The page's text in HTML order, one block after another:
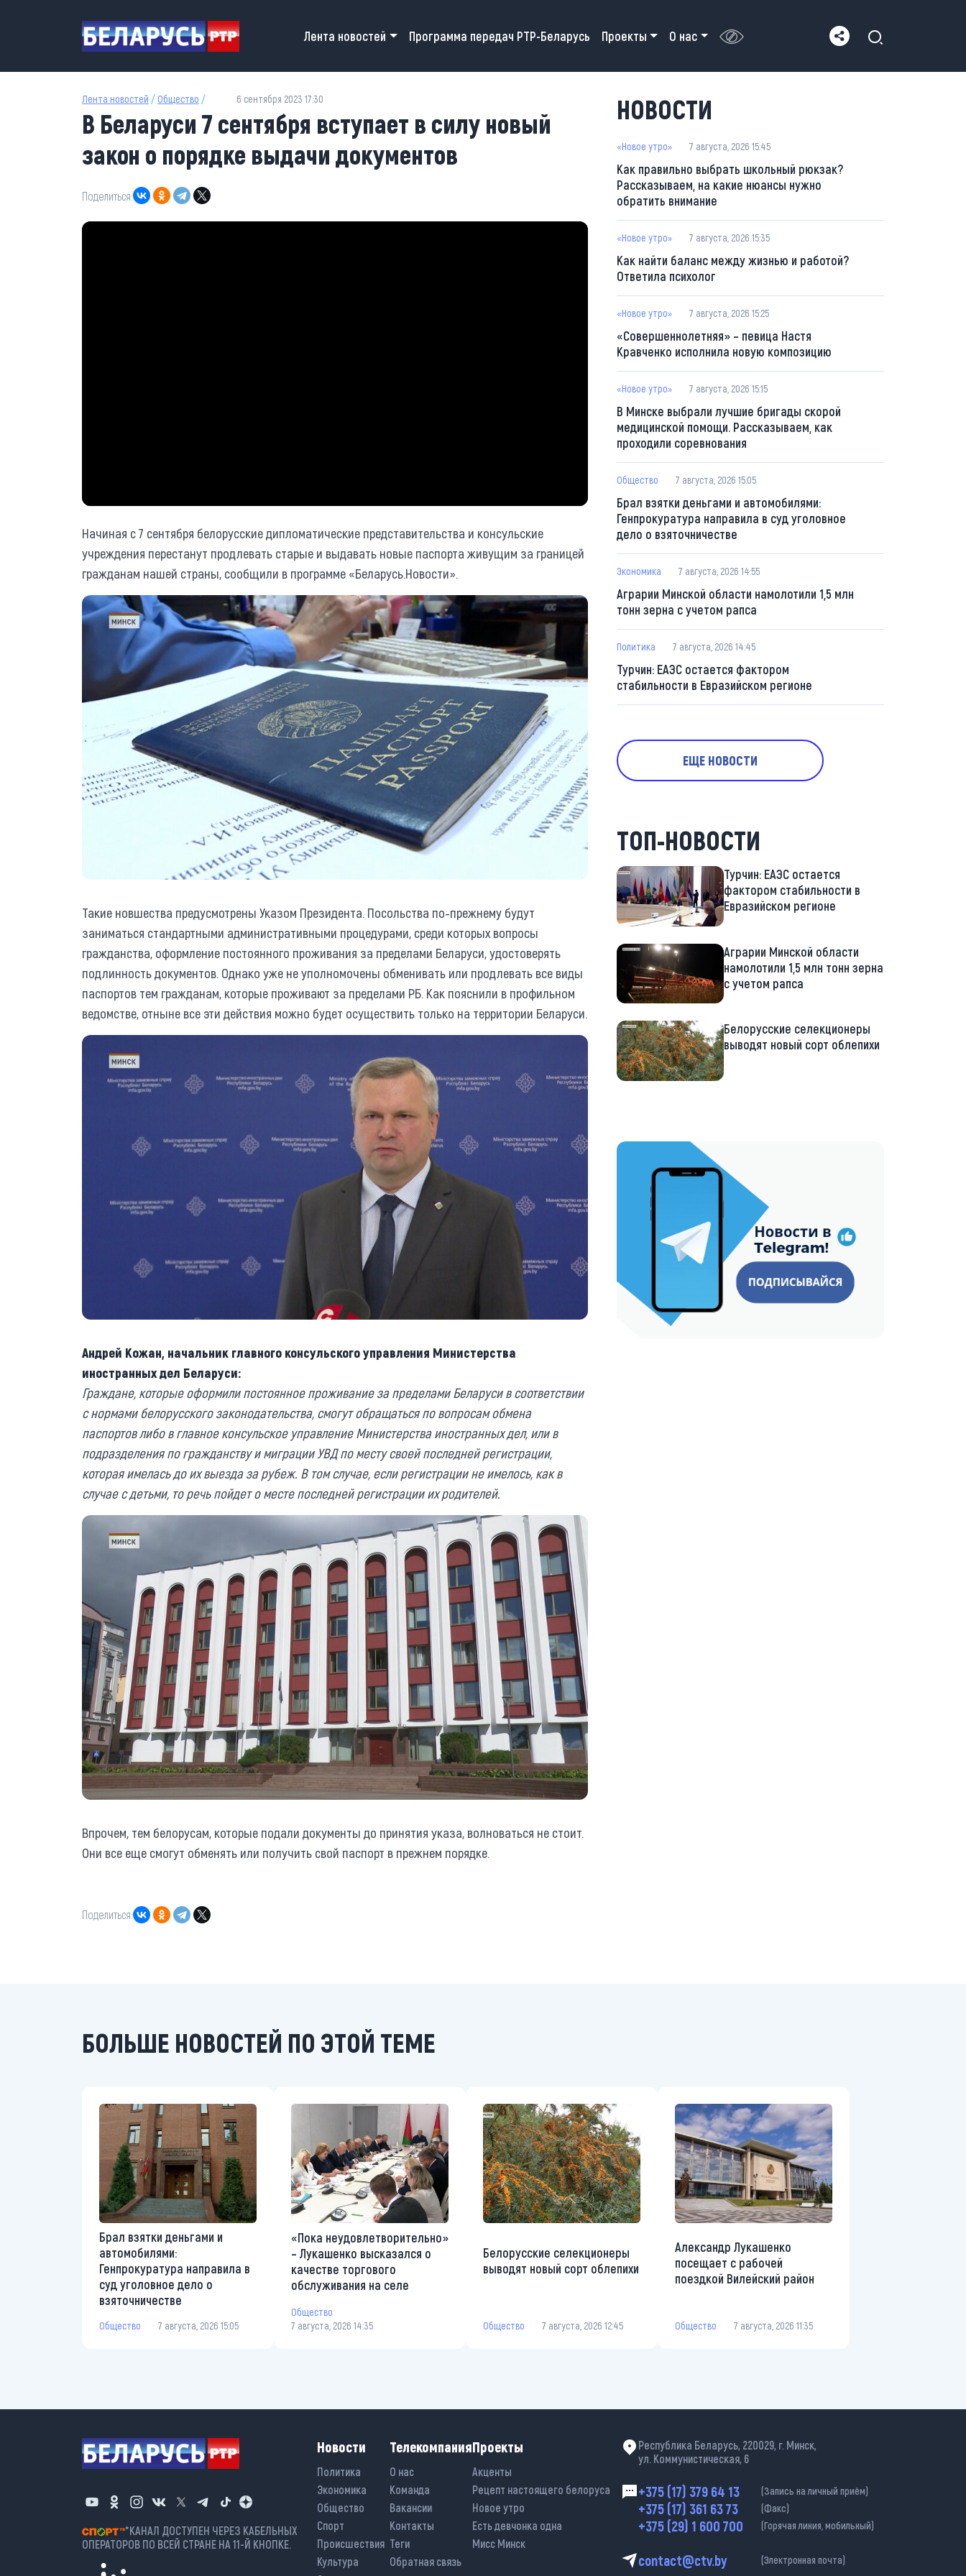
Main navigation
Лента новостей Программа передач РТР-Беларусь Проекты О нас
Лента новостей / Общество / 6 сентября 2023 17:30
В Беларуси 7 сентября вступает в силу новый
закон о порядке выдачи документов
Поделиться:
Начиная с 7 сентября белорусские дипломатические представительства и консульские
учреждения перестанут продлевать старые и выдавать новые паспорта живущим за границей
гражданам нашей страны, сообщили в программе «Беларусь.Новости».
Такие новшества предусмотрены Указом Президента. Посольства по-прежнему будут
заниматься стандартными административными процедурами, среди которых вопросы
гражданства, оформление постоянного проживания за пределами Беларуси, удостоверять
подлинность документов. Однако уже не уполномочены обменивать или продлевать все виды
паспортов тем гражданам, которые проживают за пределами РБ. Как пояснили в профильном
ведомстве, отныне все эти действия можно будет осуществить только на территории Беларуси.
Андрей Кожан, начальник главного консульского управления Министерства
иностранных дел Беларуси:
Граждане, которые оформили постоянное проживание за пределами Беларуси в соответствии
с нормами белорусского законодательства, смогут обращаться по вопросам обмена
паспортов либо в главное консульское управление Министерства иностранных дел, или в
подразделения по гражданству и миграции УВД по месту своей последней регистрации,
которая имелась до их выезда за рубеж. В том случае, если регистрации не имелось, как в
случае с детьми, то речь пойдет о месте последней регистрации их родителей.
Впрочем, тем белорусам, которые подали документы до принятия указа, волноваться не стоит.
Они все еще смогут обменять или получить свой паспорт в прежнем порядке.
Поделиться:
НОВОСТИ
«Новое утро» 7 августа, 2026 15:45
Как правильно выбрать школьный рюкзак?
Рассказываем, на какие нюансы нужно
обратить внимание
«Новое утро» 7 августа, 2026 15:35
Как найти баланс между жизнью и работой?
Ответила психолог
«Новое утро» 7 августа, 2026 15:25
«Совершеннолетняя» – певица Настя
Кравченко исполнила новую композицию
«Новое утро» 7 августа, 2026 15:15
В Минске выбрали лучшие бригады скорой
медицинской помощи. Рассказываем, как
проходили соревнования
Общество 7 августа, 2026 15:05
Брал взятки деньгами и автомобилями:
Генпрокуратура направила в суд уголовное
дело о взяточничестве
Экономика 7 августа, 2026 14:55
Аграрии Минской области намолотили 1,5 млн
тонн зерна с учетом рапса
Политика 7 августа, 2026 14:45
Турчин: ЕАЭС остается фактором
стабильности в Евразийском регионе
ЕЩЕ НОВОСТИ
ТОП-НОВОСТИ
Турчин: ЕАЭС остается
фактором стабильности в
Евразийском регионе
Аграрии Минской области
намолотили 1,5 млн тонн зерна
с учетом рапса
Белорусские селекционеры
выводят новый сорт облепихи
https://t.me/minskctvby
БОЛЬШЕ НОВОСТЕЙ ПО ЭТОЙ ТЕМЕ
Брал взятки деньгами и
автомобилями:
Генпрокуратура направила в
суд уголовное дело о
взяточничестве
Общество 7 августа, 2026 15:05
«Пока неудовлетворительно»
– Лукашенко высказался о
качестве торгового
обслуживания на селе
Общество
7 августа, 2026 14:35
Белорусские селекционеры
выводят новый сорт облепихи
Общество 7 августа, 2026 12:45
Александр Лукашенко
посещает с рабочей
поездкой Вилейский район
Общество 7 августа, 2026 11:35
*КАНАЛ ДОСТУПЕН ЧЕРЕЗ КАБЕЛЬНЫХ
ОПЕРАТОРОВ ПО ВСЕЙ СТРАНЕ НА 11-Й КНОПКЕ.
Новости
Политика
Экономика
Общество
Спорт
Происшествия
Культура
Телекомпания
О нас
Команда
Вакансии
Контакты
Теги
Обратная связь
Проекты
Акценты
Рецепт настоящего белоруса
Новое утро
Есть девчонка одна
Мисс Минск
Республика Беларусь, 220029, г. Минск,
ул. Коммунистическая, 6
+375 (17) 379 64 13 (Запись на личный приём)
+375 (17) 361 63 73 (Факс)
+375 (29) 1 600 700 (Горячая линия, мобильный)
contact@ctv.by (Электронная почта)